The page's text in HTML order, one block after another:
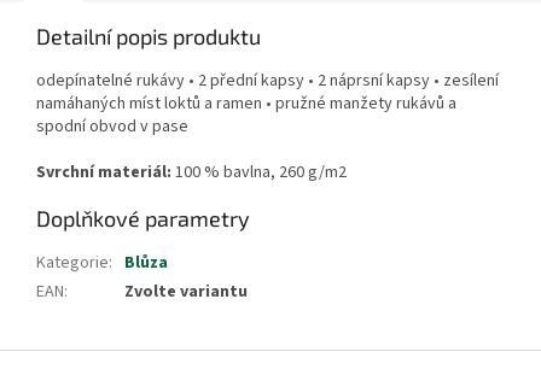
Detailní popis produktu
odepínatelné rukávy • 2 přední kapsy • 2 náprsní kapsy • zesílení
namáhaných míst loktů a ramen • pružné manžety rukávů a
spodní obvod v pase
Svrchní materiál: 100 % bavlna, 260 g/m2
Doplňkové parametry
Kategorie: Blůza
EAN: Zvolte variantu